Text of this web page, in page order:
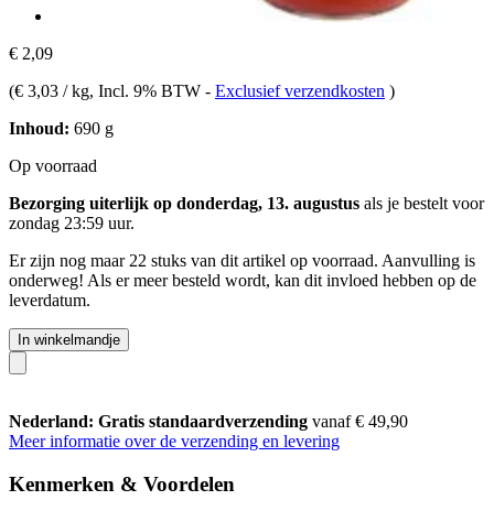
€ 2,09
(€ 3,03 / kg, Incl. 9% BTW - Exclusief verzendkosten )
Inhoud: 690 g
Op voorraad
Bezorging uiterlijk op donderdag, 13. augustus als je bestelt voor
zondag 23:59 uur.
Er zijn nog maar 22 stuks van dit artikel op voorraad. Aanvulling is
onderweg! Als er meer besteld wordt, kan dit invloed hebben op de
leverdatum.
In winkelmandje
Nederland: Gratis standaardverzending vanaf € 49,90
Meer informatie over de verzending en levering
Kenmerken & Voordelen